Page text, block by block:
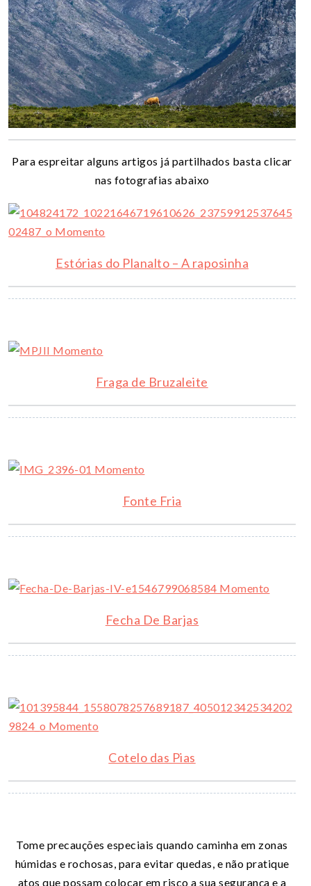
Para espreitar alguns artigos já partilhados basta clicar
nas fotografias abaixo
Estórias do Planalto – A raposinha
Fraga de Bruzaleite
Fonte Fria
Fecha De Barjas
Cotelo das Pias
Tome precauções especiais quando caminha em zonas
húmidas e rochosas, para evitar quedas, e não pratique
atos que possam colocar em risco a sua segurança e a